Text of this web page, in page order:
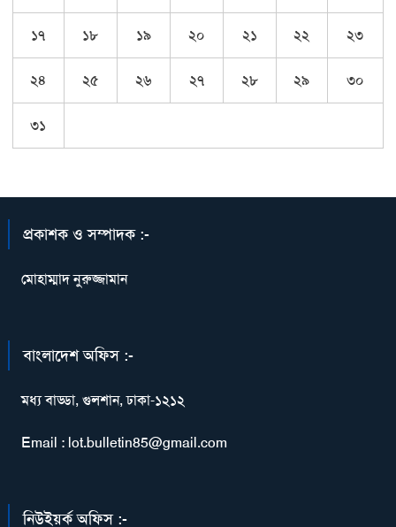
১৭ ১৮ ১৯ ২০ ২১ ২২ ২৩
২৪ ২৫ ২৬ ২৭ ২৮ ২৯ ৩০
৩১
প্রকাশক ও সম্পাদক :-
মোহাম্মাদ নুরুজ্জামান
বাংলাদেশ অফিস :-
মধ্য বাড্ডা, গুলশান, ঢাকা-১২১২
Email : lot.bulletin85@gmail.com
নিউইয়র্ক অফিস :-